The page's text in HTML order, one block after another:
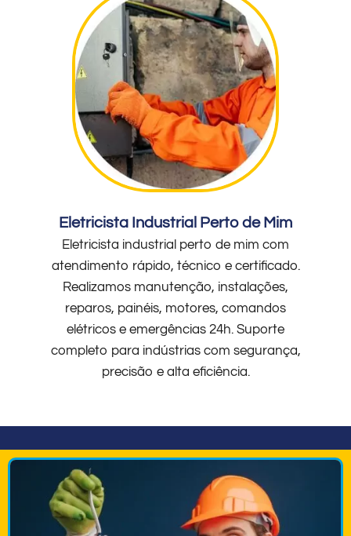
Eletricista Industrial Perto de Mim
Eletricista industrial perto de mim com
atendimento rápido, técnico e certificado.
Realizamos manutenção, instalações,
reparos, painéis, motores, comandos
elétricos e emergências 24h. Suporte
completo para indústrias com segurança,
precisão e alta eficiência.